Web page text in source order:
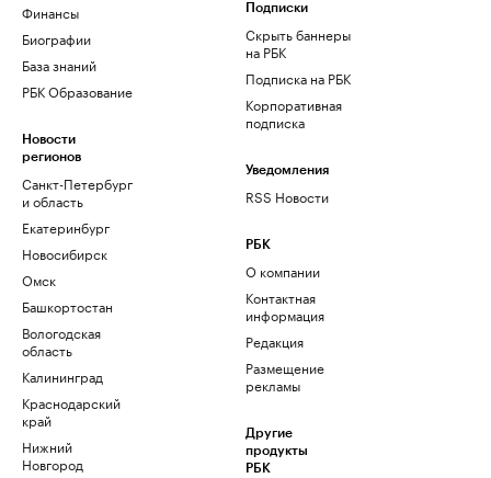
Финансы
Биографии
База знаний
РБК Образование
Новости
регионов
Санкт-Петербург
и область
Екатеринбург
Новосибирск
Омск
Башкортостан
Вологодская
область
Калининград
Краснодарский
край
Нижний
Новгород
Подписки
Скрыть баннеры
на РБК
Подписка на РБК
Корпоративная
подписка
Уведомления
RSS Новости
РБК
О компании
Контактная
информация
Редакция
Размещение
рекламы
Другие
продукты
РБК